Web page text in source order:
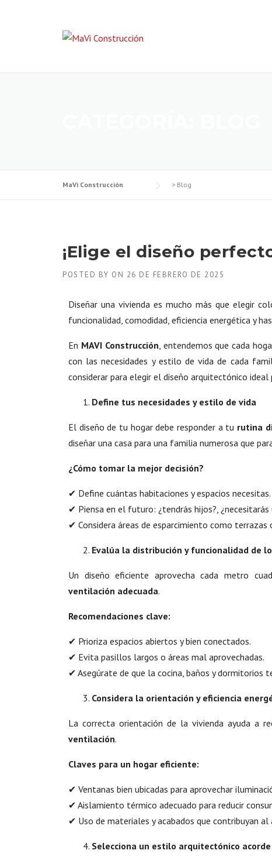
MaVi Construcción > Blog
¡Elige el diseño
POSTED BY ON 26 DE FEBRERO DE 2025
Diseñar una vivienda es mucho más que elegir
funcionalidad, comodidad, eficiencia energética y
En MAVI Construcción , entendemos que cada
con las necesidades y estilo de vida de cada
considerar para elegir el diseño arquitectónico ideal
Define tus necesidades y estilo de vida
El diseño de tu hogar debe responder a tu rutina
diseñar una casa para una familia numerosa que
¿Cómo tomar la mejor decisión?
✔ Define cuántas habitaciones y espacios necesitas.
✔ Piensa en el futuro: ¿tendrás hijos?, ¿necesitarás
✔ Considera áreas de esparcimiento como terrazas
Evalúa la distribución y funcionalidad de
Un diseño eficiente aprovecha cada metro
ventilación adecuada.
Recomendaciones clave:
✔ Prioriza espacios abiertos y bien conectados.
✔ Evita pasillos largos o áreas mal aprovechadas.
✔ Asegúrate de que la cocina, baños y dormitorios
Considera la orientación y eficiencia
La correcta orientación de la vivienda ayuda a
ventilación.
Claves para un hogar eficiente:
✔ Ventanas bien ubicadas para aprovechar
✔ Aislamiento térmico adecuado para reducir
✔ Uso de materiales y acabados que contribuyan al
Selecciona un estilo arquitectónico